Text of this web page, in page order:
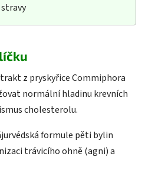
z pryskyřice Commiphora
normální hladinu krevních
cholesterolu.
formule pěti bylin
trávicího ohně (agni) a